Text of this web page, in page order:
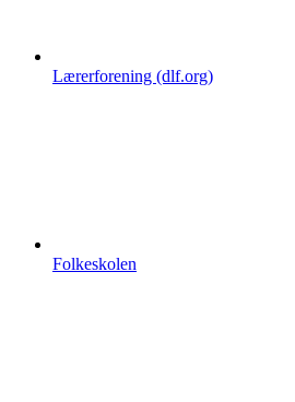
Lærerforening (dlf.org)
Folkeskolen